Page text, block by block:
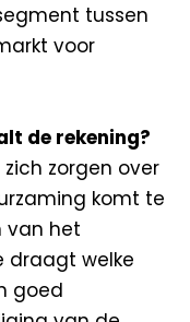
tussen
voor
de rekening?
zorgen over
komt te
van het
draagt welke
goed